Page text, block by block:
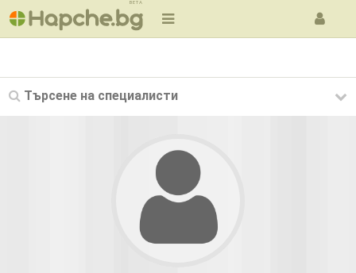
BETA
Търсене на специалисти